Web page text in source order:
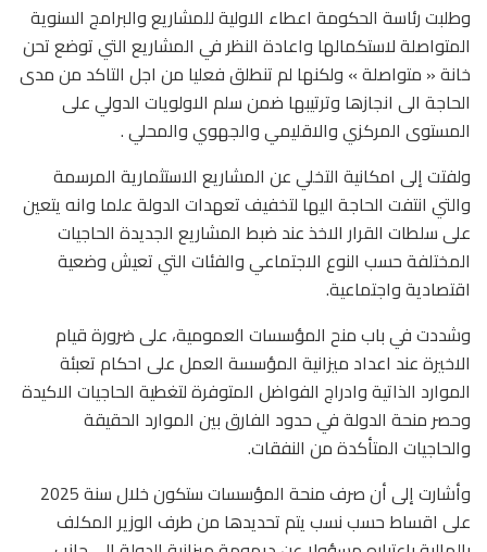
وطلبت رئاسة الحكومة اعطاء الاولية للمشاريع والبرامج السنوية
المتواصلة لاستكمالها واعادة النظر في المشاريع التي توضع تحن
خانة « متواصلة » ولكنها لم تنطلق فعليا من اجل التاكد من مدى
الحاجة الى انجازها وترتيبها ضمن سلم الاولويات الدولي على
المستوى المركزي والاقليمي والجهوي والمحلي .
ولفتت إلى امكانية التخلي عن المشاريع الاستثمارية المرسمة
والتي انتفت الحاجة اليها لتخفيف تعهدات الدولة علما وانه يتعين
على سلطات القرار الاخذ عند ضبط المشاريع الجديدة الحاجيات
المختلفة حسب النوع الاجتماعي والفئات التي تعيش وضعية
اقتصادية واجتماعية.
وشددت في باب منح المؤسسات العمومية، على ضرورة قيام
الاخيرة عند اعداد ميزانية المؤسسة العمل على احكام تعبئة
الموارد الذاتية وادراج الفواضل المتوفرة لتغطية الحاجيات الاكيدة
وحصر منحة الدولة في حدود الفارق بين الموارد الحقيقة
والحاجيات المتأكدة من النفقات.
وأشارت إلى أن صرف منحة المؤسسات ستكون خلال سنة 2025
على اقساط حسب نسب يتم تحديدها من طرف الوزير المكلف